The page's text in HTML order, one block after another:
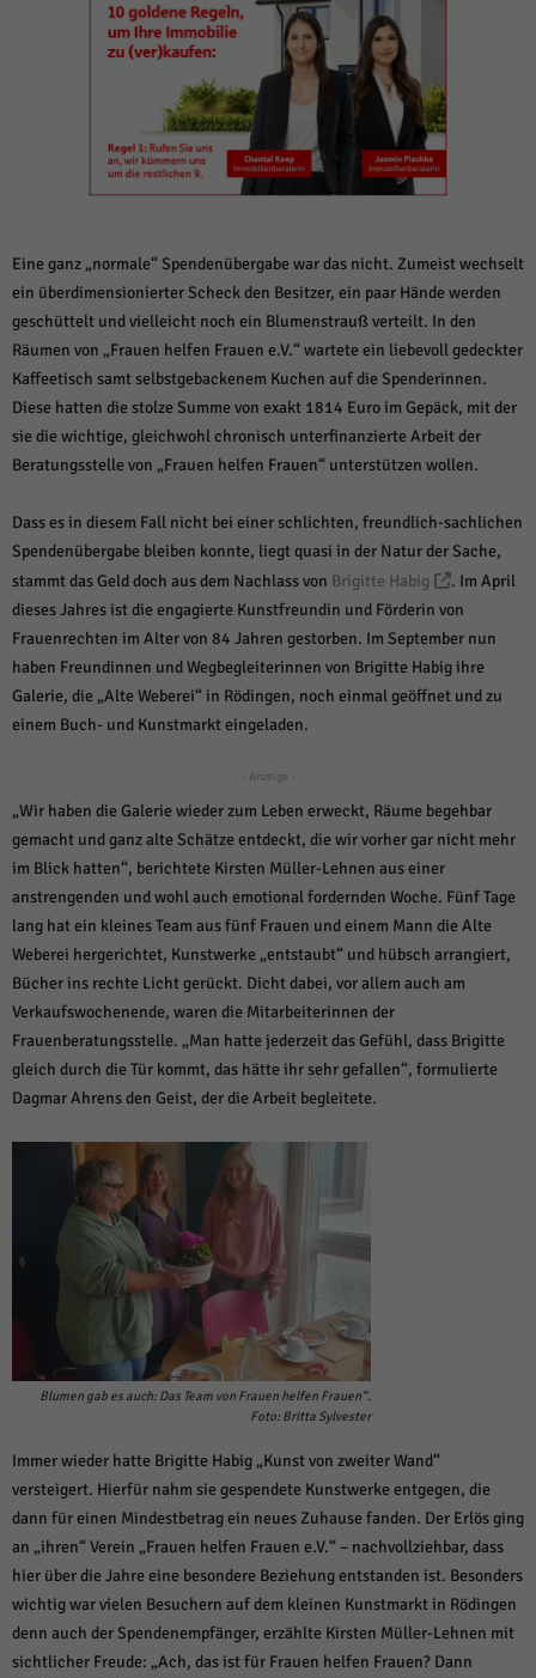
Eine ganz „normale“ Spendenübergabe war das nicht. Zumeist wechselt
ein überdimensionierter Scheck den Besitzer, ein paar Hände werden
geschüttelt und vielleicht noch ein Blumenstrauß verteilt. In den
Räumen von „Frauen helfen Frauen e.V.“ wartete ein liebevoll gedeckter
Kaffeetisch samt selbstgebackenem Kuchen auf die Spenderinnen.
Diese hatten die stolze Summe von exakt 1814 Euro im Gepäck, mit der
sie die wichtige, gleichwohl chronisch unterfinanzierte Arbeit der
Beratungsstelle von „Frauen helfen Frauen“ unterstützen wollen.
Dass es in diesem Fall nicht bei einer schlichten, freundlich-sachlichen
Spendenübergabe bleiben konnte, liegt quasi in der Natur der Sache,
stammt das Geld doch aus dem Nachlass von Brigitte Habig
. Im April
dieses Jahres ist die engagierte Kunstfreundin und Förderin von
Frauenrechten im Alter von 84 Jahren gestorben. Im September nun
haben Freundinnen und Wegbegleiterinnen von Brigitte Habig ihre
Galerie, die „Alte Weberei“ in Rödingen, noch einmal geöffnet und zu
einem Buch- und Kunstmarkt eingeladen.
- Anzeige -
„Wir haben die Galerie wieder zum Leben erweckt, Räume begehbar
gemacht und ganz alte Schätze entdeckt, die wir vorher gar nicht mehr
im Blick hatten“, berichtete Kirsten Müller-Lehnen aus einer
anstrengenden und wohl auch emotional fordernden Woche. Fünf Tage
lang hat ein kleines Team aus fünf Frauen und einem Mann die Alte
Weberei hergerichtet, Kunstwerke „entstaubt“ und hübsch arrangiert,
Bücher ins rechte Licht gerückt. Dicht dabei, vor allem auch am
Verkaufswochenende, waren die Mitarbeiterinnen der
Frauenberatungsstelle. „Man hatte jederzeit das Gefühl, dass Brigitte
gleich durch die Tür kommt, das hätte ihr sehr gefallen“, formulierte
Dagmar Ahrens den Geist, der die Arbeit begleitete.
Blumen gab es auch: Das Team von Frauen helfen Frauen“.
Foto: Britta Sylvester
Immer wieder hatte Brigitte Habig „Kunst von zweiter Wand“
versteigert. Hierfür nahm sie gespendete Kunstwerke entgegen, die
dann für einen Mindestbetrag ein neues Zuhause fanden. Der Erlös ging
an „ihren“ Verein „Frauen helfen Frauen e.V.“ – nachvollziehbar, dass
hier über die Jahre eine besondere Beziehung entstanden ist. Besonders
wichtig war vielen Besuchern auf dem kleinen Kunstmarkt in Rödingen
denn auch der Spendenempfänger, erzählte Kirsten Müller-Lehnen mit
sichtlicher Freude: „Ach, das ist für Frauen helfen Frauen? Dann
Alle akzeptieren Speichern und weiter
Zurück
Datenschutzeinstellungen
Essenziell (1)
Cookie-Informationen anzeigen
Statistiken (1)
Statistik Cookies erfassen Informationen anonym. Diese Informationen helfen
uns zu verstehen, wie unsere Besucher unsere Website nutzen.
Cookie-Informationen anzeigen
Marketing (1)
um personalisierte Werbung anzuzeigen. Sie tun dies, indem sie Besucher
Cookie-Informationen anzeigen
Externe Medien (6)
Inhalte von Videoplattformen und Social-Media-Plattformen werden
standardmäßig blockiert. Wenn Cookies von externen Medien akzeptiert
werden, bedarf der Zugriff auf diese Inhalte keiner manuellen Einwilligung
mehr.